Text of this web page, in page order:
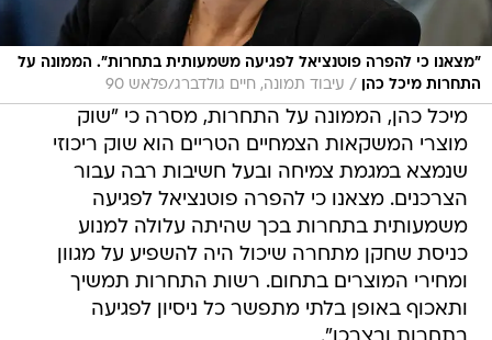
"מצאנו כי להפרה פוטנציאל לפגיעה משמעותית בתחרות". הממונה על
התחרות מיכל כהן
/ עיבוד תמונה, חיים גולדברג/פלאש 90
מיכל כהן, הממונה על התחרות, מסרה כי "שוק
מוצרי המשקאות הצמחיים הטריים הוא שוק ריכוזי
שנמצא במגמת צמיחה ובעל חשיבות רבה עבור
הצרכנים. מצאנו כי להפרה פוטנציאל לפגיעה
משמעותית בתחרות בכך שהיתה עלולה למנוע
כניסת שחקן מתחרה שיכול היה להשפיע על מגוון
ומחירי המוצרים בתחום. רשות התחרות תמשיך
ותאכוף באופן בלתי מתפשר כל ניסיון לפגיעה